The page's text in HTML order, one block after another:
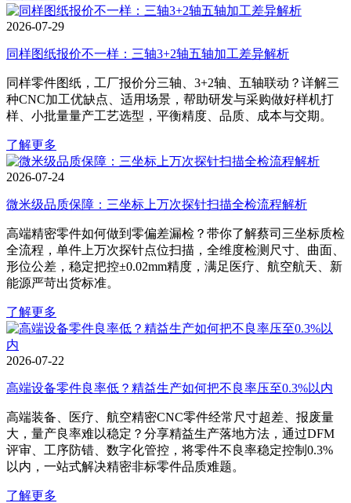
2026-07-29
同样图纸报价不一样：三轴3+2轴五轴加工差异解析
同样零件图纸，工厂报价分三轴、3+2轴、五轴联动？详解三
种CNC加工优缺点、适用场景，帮助研发与采购做好样机打
样、小批量量产工艺选型，平衡精度、品质、成本与交期。
了解更多
2026-07-24
微米级品质保障：三坐标上万次探针扫描全检流程解析
高端精密零件如何做到零偏差漏检？带你了解蔡司三坐标质检
全流程，单件上万次探针点位扫描，全维度检测尺寸、曲面、
形位公差，稳定把控±0.02mm精度，满足医疗、航空航天、新
能源严苛出货标准。
了解更多
2026-07-22
高端设备零件良率低？精益生产如何把不良率压至0.3%以内
高端装备、医疗、航空精密CNC零件经常尺寸超差、报废量
大，量产良率难以稳定？分享精益生产落地方法，通过DFM
评审、工序防错、数字化管控，将零件不良率稳定控制0.3%
以内，一站式解决精密非标零件品质难题。
了解更多